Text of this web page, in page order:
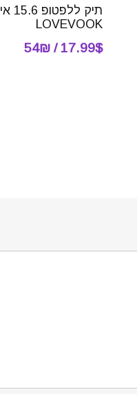
תיק
LOVEVOOK
17.99$ / 54₪